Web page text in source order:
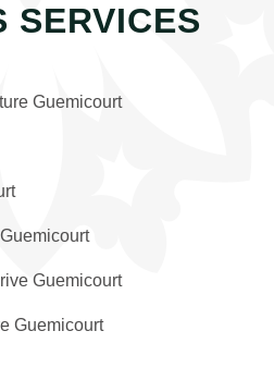
SERVICES
Guemicourt
Guemicourt
Guemicourt